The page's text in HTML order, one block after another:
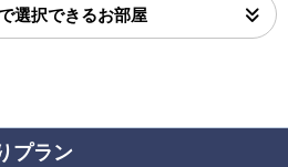
選択できるお部屋
プラン